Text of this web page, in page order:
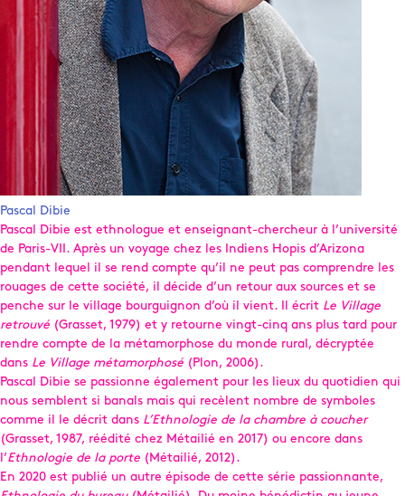
Pascal Dibie
Pascal Dibie est ethnologue et enseignant-chercheur à l’université
de Paris-VII. Après un voyage chez les Indiens Hopis d’Arizona
pendant lequel il se rend compte qu’il ne peut pas comprendre les
rouages de cette société, il décide d’un retour aux sources et se
penche sur le village bourguignon d’où il vient. Il écrit Le Village
retrouvé (Grasset, 1979) et y retourne vingt-cinq ans plus tard pour
rendre compte de la métamorphose du monde rural, décryptée
dans Le Village métamorphosé (Plon, 2006).
Pascal Dibie se passionne également pour les lieux du quotidien qui
nous semblent si banals mais qui recèlent nombre de symboles
comme il le décrit dans L’Ethnologie de la chambre à coucher
(Grasset, 1987, réédité chez Métailié en 2017) ou encore dans
l’Ethnologie de la porte (Métailié, 2012).
En 2020 est publié un autre épisode de cette série passionnante,